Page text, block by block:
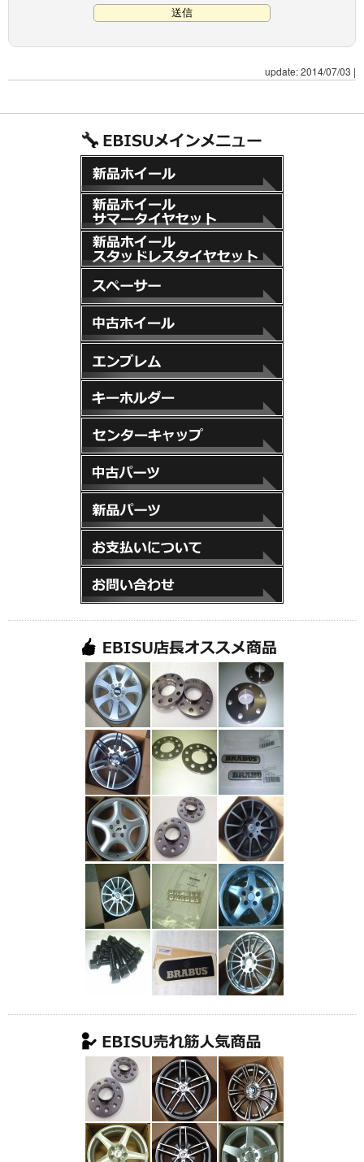
update: 2014/07/03 |
新品ホイール
新品ホイール+サマータイヤセット
新品ホイール+スタッドレスタイヤセット
スペーサー
エンブレム
キーホルダー
お支払いについて